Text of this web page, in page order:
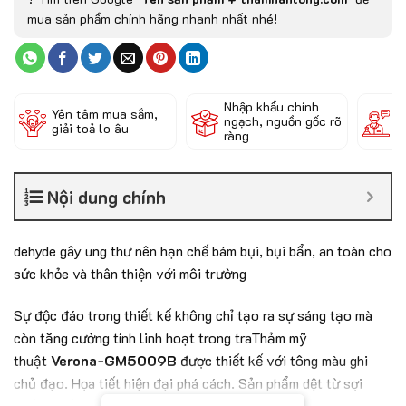
mua sản phẩm chính hãng nhanh nhất nhé!
Yên tâm mua sắm,
giải toả lo âu
Nhập khẩu chính
ngạch, nguồn gốc rõ
ràng
Nội dung chính
dehyde gây ung thư nên hạn chế bám bụi, bụi bẩn, an toàn cho
sức khỏe và thân thiện với môi trường
Sự độc đáo trong thiết kế không chỉ tạo ra sự sáng tạo mà
còn tăng cường tính linh hoạt trong traThảm mỹ
thuậtVerona-GM5009B được thiết kế với tông màu ghi
chủ đạo. Họa tiết hiện đại phá cách. Sản phẩm dệt từ sợi